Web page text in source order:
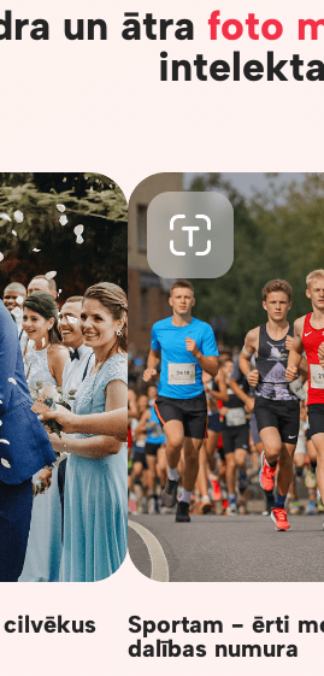
un ātra foto
Sportam - ērti
dalības numura